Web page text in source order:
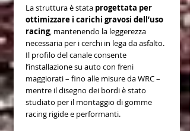
La struttura è stata progettata per
ottimizzare i carichi gravosi dell’uso
racing, mantenendo la leggerezza
necessaria per i cerchi in lega da asfalto.
Il profilo del canale consente
l’installazione su auto con freni
maggiorati – fino alle misure da WRC –
mentre il disegno dei bordi è stato
studiato per il montaggio di gomme
racing rigide e performanti.